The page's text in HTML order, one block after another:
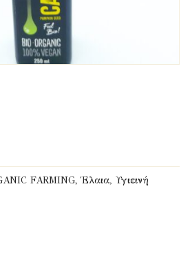
FARMING,Έλαια, Υγιεινή